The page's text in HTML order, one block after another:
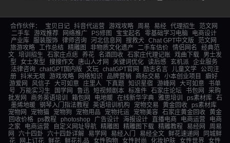
合作伙伴： 宝贝日记 抖音代运营 游戏攻略 周易 易经 代理招生
范文网
二手车
游戏推荐 网络推广 PS修图 宝宝起名 零基础学习电脑
电商设计
产业库
服装服饰 律师咨询 河北信息网 搜救犬 Chat GPT中文版
范文网
旅游攻略
工作总结 精雕图 非物质文化遗产 二手车估价 情侣网名
经典范
文 培训招生 石家庄点痣 养花 名酒回收 石家庄代理记账 戏曲下载
男士发
型
女士发型 搜搜作文 唐山人才网 关键词优化 读后感 玄机派
企业服务
法律咨询 chatGPT国内版 文玩 chatGPT官网 励志名言 儿童文学
公司注
册
抖米无垠 游戏攻略 网络知识 品牌营销 商标交易 小本创业项目
癖好
游爱网
风信子 大可如意 庄里人 下真题 知识星宿 游峰网 大可如意
书单
号
万能实习生 国学网 鲁迅 短视频剧本 标准件 石家庄论坛 书包网
采购
批发网
商务英语培训 箱包网 电地暖 在线新华字典 雅思培训 ps素材库
石
墨烯地暖 钢琴入门指法教程 英语培训机构 宠物交易 黄金回收
ps素材库
宠物网
宠物猫 宠物狗 宠物用品 宠物托运 宠物美容 石家庄黄金回收 黄金
回收价格
ps教程 photoshop 广告设计 海报设计 直播电商 电商运营
电商
之家
电商运营 自定义网址导航 精雕图 精雕图下载 精雕教程 易经网
周易
网
六十四卦 六十四卦详解 易学网 易经入门 易经全文 鲜花速递网
同城鲜
花
网上订花 鲜花 鲜花礼品 女性购物 女性时尚 化妆护肤 女性世界 女性